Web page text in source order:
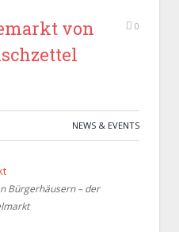
von
0
NEWS & EVENTS
Bürgerhäusern – der